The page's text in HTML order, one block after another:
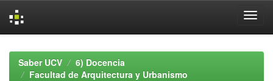
navigationSaber UCV
6) Docencia
Facultad de Arquitectura y Urbanismo